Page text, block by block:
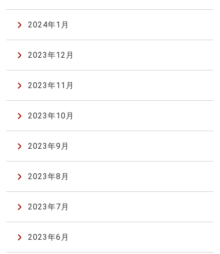
2024年1月
2023年12月
2023年11月
2023年10月
2023年9月
2023年8月
2023年7月
2023年6月